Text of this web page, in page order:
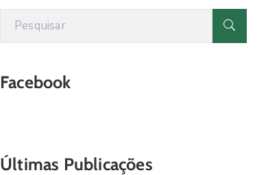
Facebook
Últimas Publicações